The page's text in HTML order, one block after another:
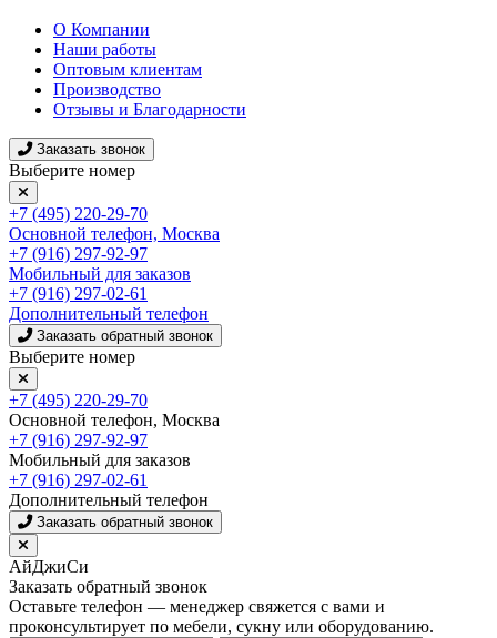
О Компании
Наши работы
Оптовым клиентам
Производство
Отзывы и Благодарности
Заказать звонок
Выберите номер
+7 (495) 220-29-70
Основной телефон, Москва
+7 (916) 297-92-97
Мобильный для заказов
+7 (916) 297-02-61
Дополнительный телефон
Заказать обратный звонок
Выберите номер
+7 (495) 220-29-70
Основной телефон, Москва
+7 (916) 297-92-97
Мобильный для заказов
+7 (916) 297-02-61
Дополнительный телефон
Заказать обратный звонок
АйДжиСи
Заказать обратный звонок
Оставьте телефон — менеджер свяжется с вами и
проконсультирует по мебели, сукну или оборудованию.